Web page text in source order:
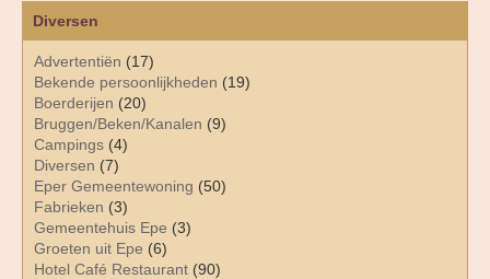
Diversen
Advertentiën (17)
Bekende persoonlijkheden (19)
Boerderijen (20)
Bruggen/Beken/Kanalen (9)
Campings (4)
Diversen (7)
Eper Gemeentewoning (50)
Fabrieken (3)
Gemeentehuis Epe (3)
Groeten uit Epe (6)
Hotel Café Restaurant (90)